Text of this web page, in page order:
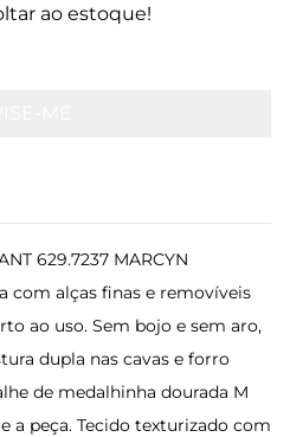
ao estoque!
629.7237 MARCYN
com alças finas e removíveis
ao uso. Sem bojo e sem aro,
dupla nas cavas e forro
de medalhinha dourada M
a peça. Tecido texturizado com